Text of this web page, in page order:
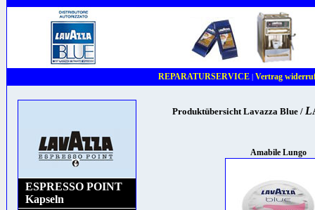
REPARATURSERVICE Vertrag
ESPRESSO POINT
Kapseln
Produktübersicht Lavazza Blue / L
Amabile Lungo